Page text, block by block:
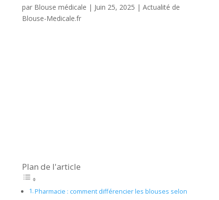
par Blouse médicale | Juin 25, 2025 | Actualité de
Blouse-Medicale.fr
Plan de l'article
Pharmacie : comment différencier les blouses selon